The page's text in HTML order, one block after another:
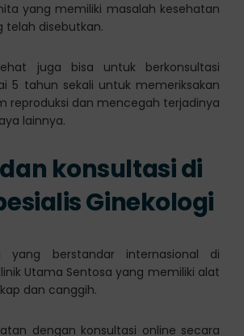
yang memiliki masalah kesehatan
telah disebutkan.
juga bisa untuk berkonsultasi
5 tahun sekali untuk memeriksakan
reproduksi dan mencegah terjadinya
lainnya.
konsultasi di
Ginekologi
yang berstandar internasional di
Utama Sentosa yang memiliki alat
dan canggih.
dengan konsultasi online secara